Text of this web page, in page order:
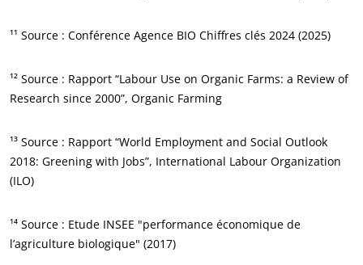
¹¹ Source : Conférence Agence BIO Chiffres clés 2024 (2025)
¹² Source : Rapport “Labour Use on Organic Farms: a Review of
Research since 2000”, Organic Farming
¹³ Source : Rapport “World Employment and Social Outlook
2018: Greening with Jobs”, International Labour Organization
(ILO)
¹⁴ Source : Etude INSEE "performance économique de
l’agriculture biologique" (2017)